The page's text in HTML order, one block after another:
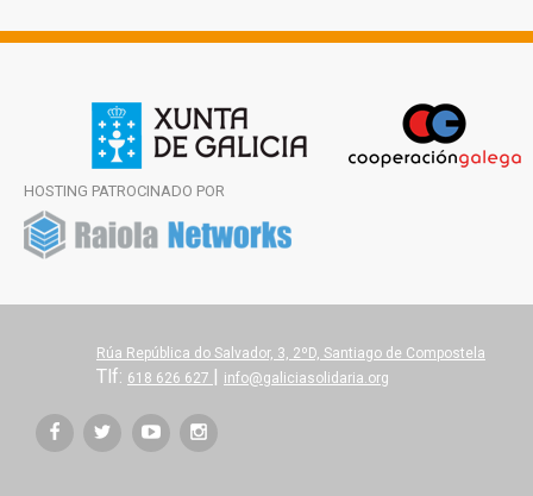
HOSTING PATROCINADO POR
Rúa República do Salvador, 3, 2ºD, Santiago de Compostela
Tlf: 618 626 627 | info@galiciasolidaria.org